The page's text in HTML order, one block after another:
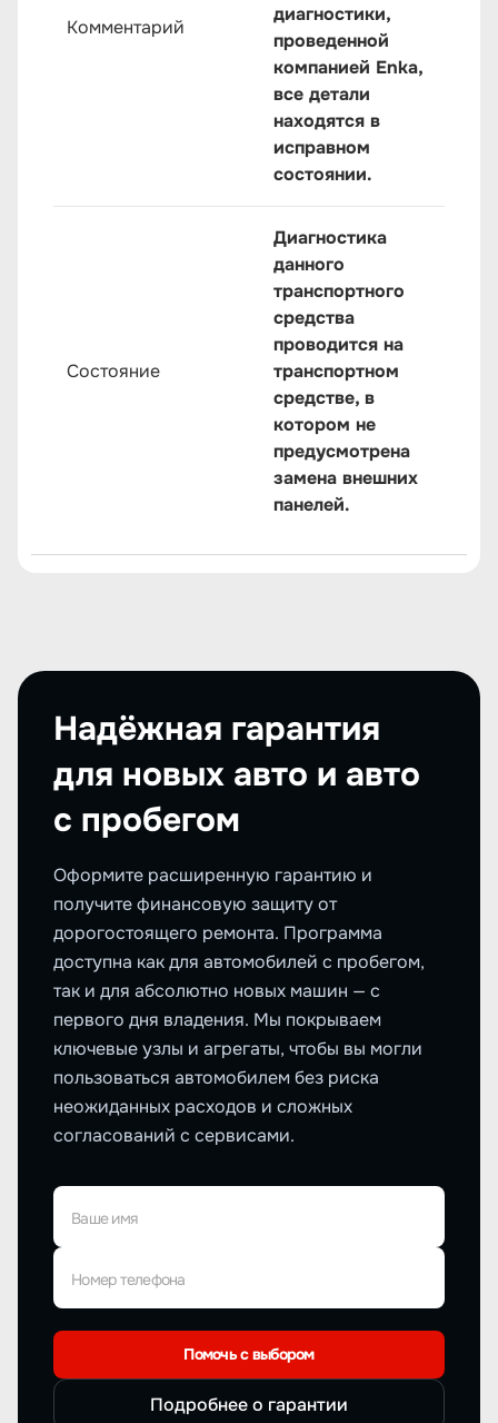
Комментарий
диагностики,
проведенной
компанией Enka,
все детали
находятся в
исправном
состоянии.
Состояние
Диагностика
данного
транспортного
средства
проводится на
транспортном
средстве, в
котором не
предусмотрена
замена внешних
панелей.
Надёжная гарантия
для новых авто и авто
с пробегом
Оформите расширенную гарантию и
получите финансовую защиту от
дорогостоящего ремонта. Программа
доступна как для автомобилей с пробегом,
так и для абсолютно новых машин — с
первого дня владения. Мы покрываем
ключевые узлы и агрегаты, чтобы вы могли
пользоваться автомобилем без риска
неожиданных расходов и сложных
согласований с сервисами.
Ваше имя
Номер телефона
Помочь с выбором
Подробнее о гарантии